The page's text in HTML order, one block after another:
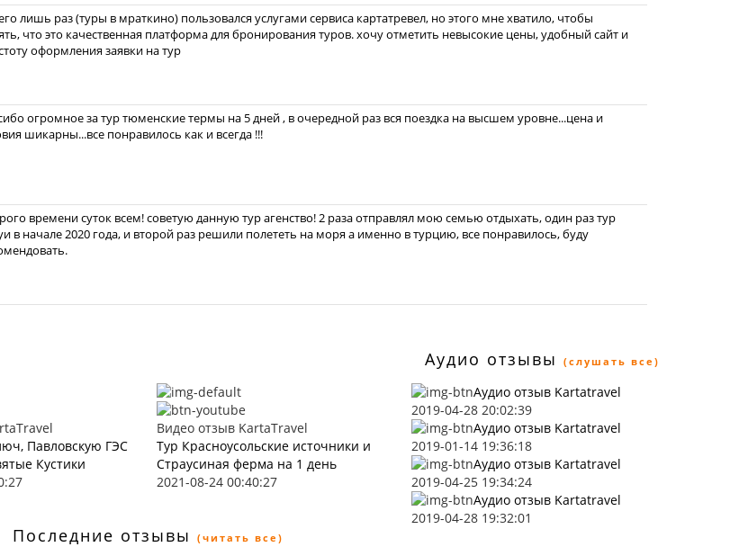
лишь раз (туры в мраткино) пользовался услугами сервиса картатревел, но этого мне хватило, чтобы
что это качественная платформа для бронирования туров. хочу отметить невысокие цены, удобный сайт и
оформления заявки на тур
огромное за тур тюменские термы на 5 дней , в очередной раз вся поездка на высшем уровне...цена и
шикарны...все понравилось как и всегда !!!
времени суток всем! советую данную тур агенство! 2 раза отправлял мою семью отдыхать, один раз тур
в начале 2020 года, и второй раз решили полететь на моря а именно в турцию, все понравилось, буду
Аудио отзывы (слушать все)
Павловскую ГЭС
Кустики
Видео отзыв KartaTravel
Тур Красноусольские источники и
Страусиная ферма на 1 день
2021-08-24 00:40:27
Аудио отзыв Kartatravel
2019-04-28 20:02:39
Аудио отзыв Kartatravel
2019-01-14 19:36:18
Аудио отзыв Kartatravel
2019-04-25 19:34:24
Аудио отзыв Kartatravel
2019-04-28 19:32:01
Последние отзывы (читать все)